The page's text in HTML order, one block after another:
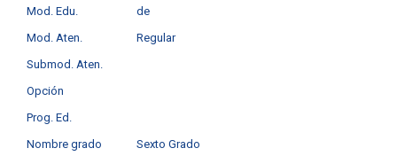
Mod. Edu.
de
Mod. Aten.
Regular
Submod. Aten.
Opción
Prog. Ed.
Nombre grado
Sexto Grado